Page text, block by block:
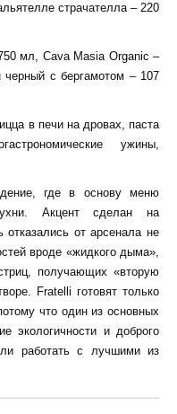
страчателла – 220
мл, Cava Masia Organic –
с бергамотом – 107
в печи на дровах, паста
ужины,
где в основу меню
Акцент сделан на
отказались от арсенала не
вроде «жидкого дыма»,
получающих «вторую
Fratelli готовят только
что один из основных
экологичности и доброго
работать с лучшими из